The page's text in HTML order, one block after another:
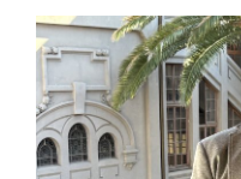
Postgrado
Formación Continua
Estudiantes